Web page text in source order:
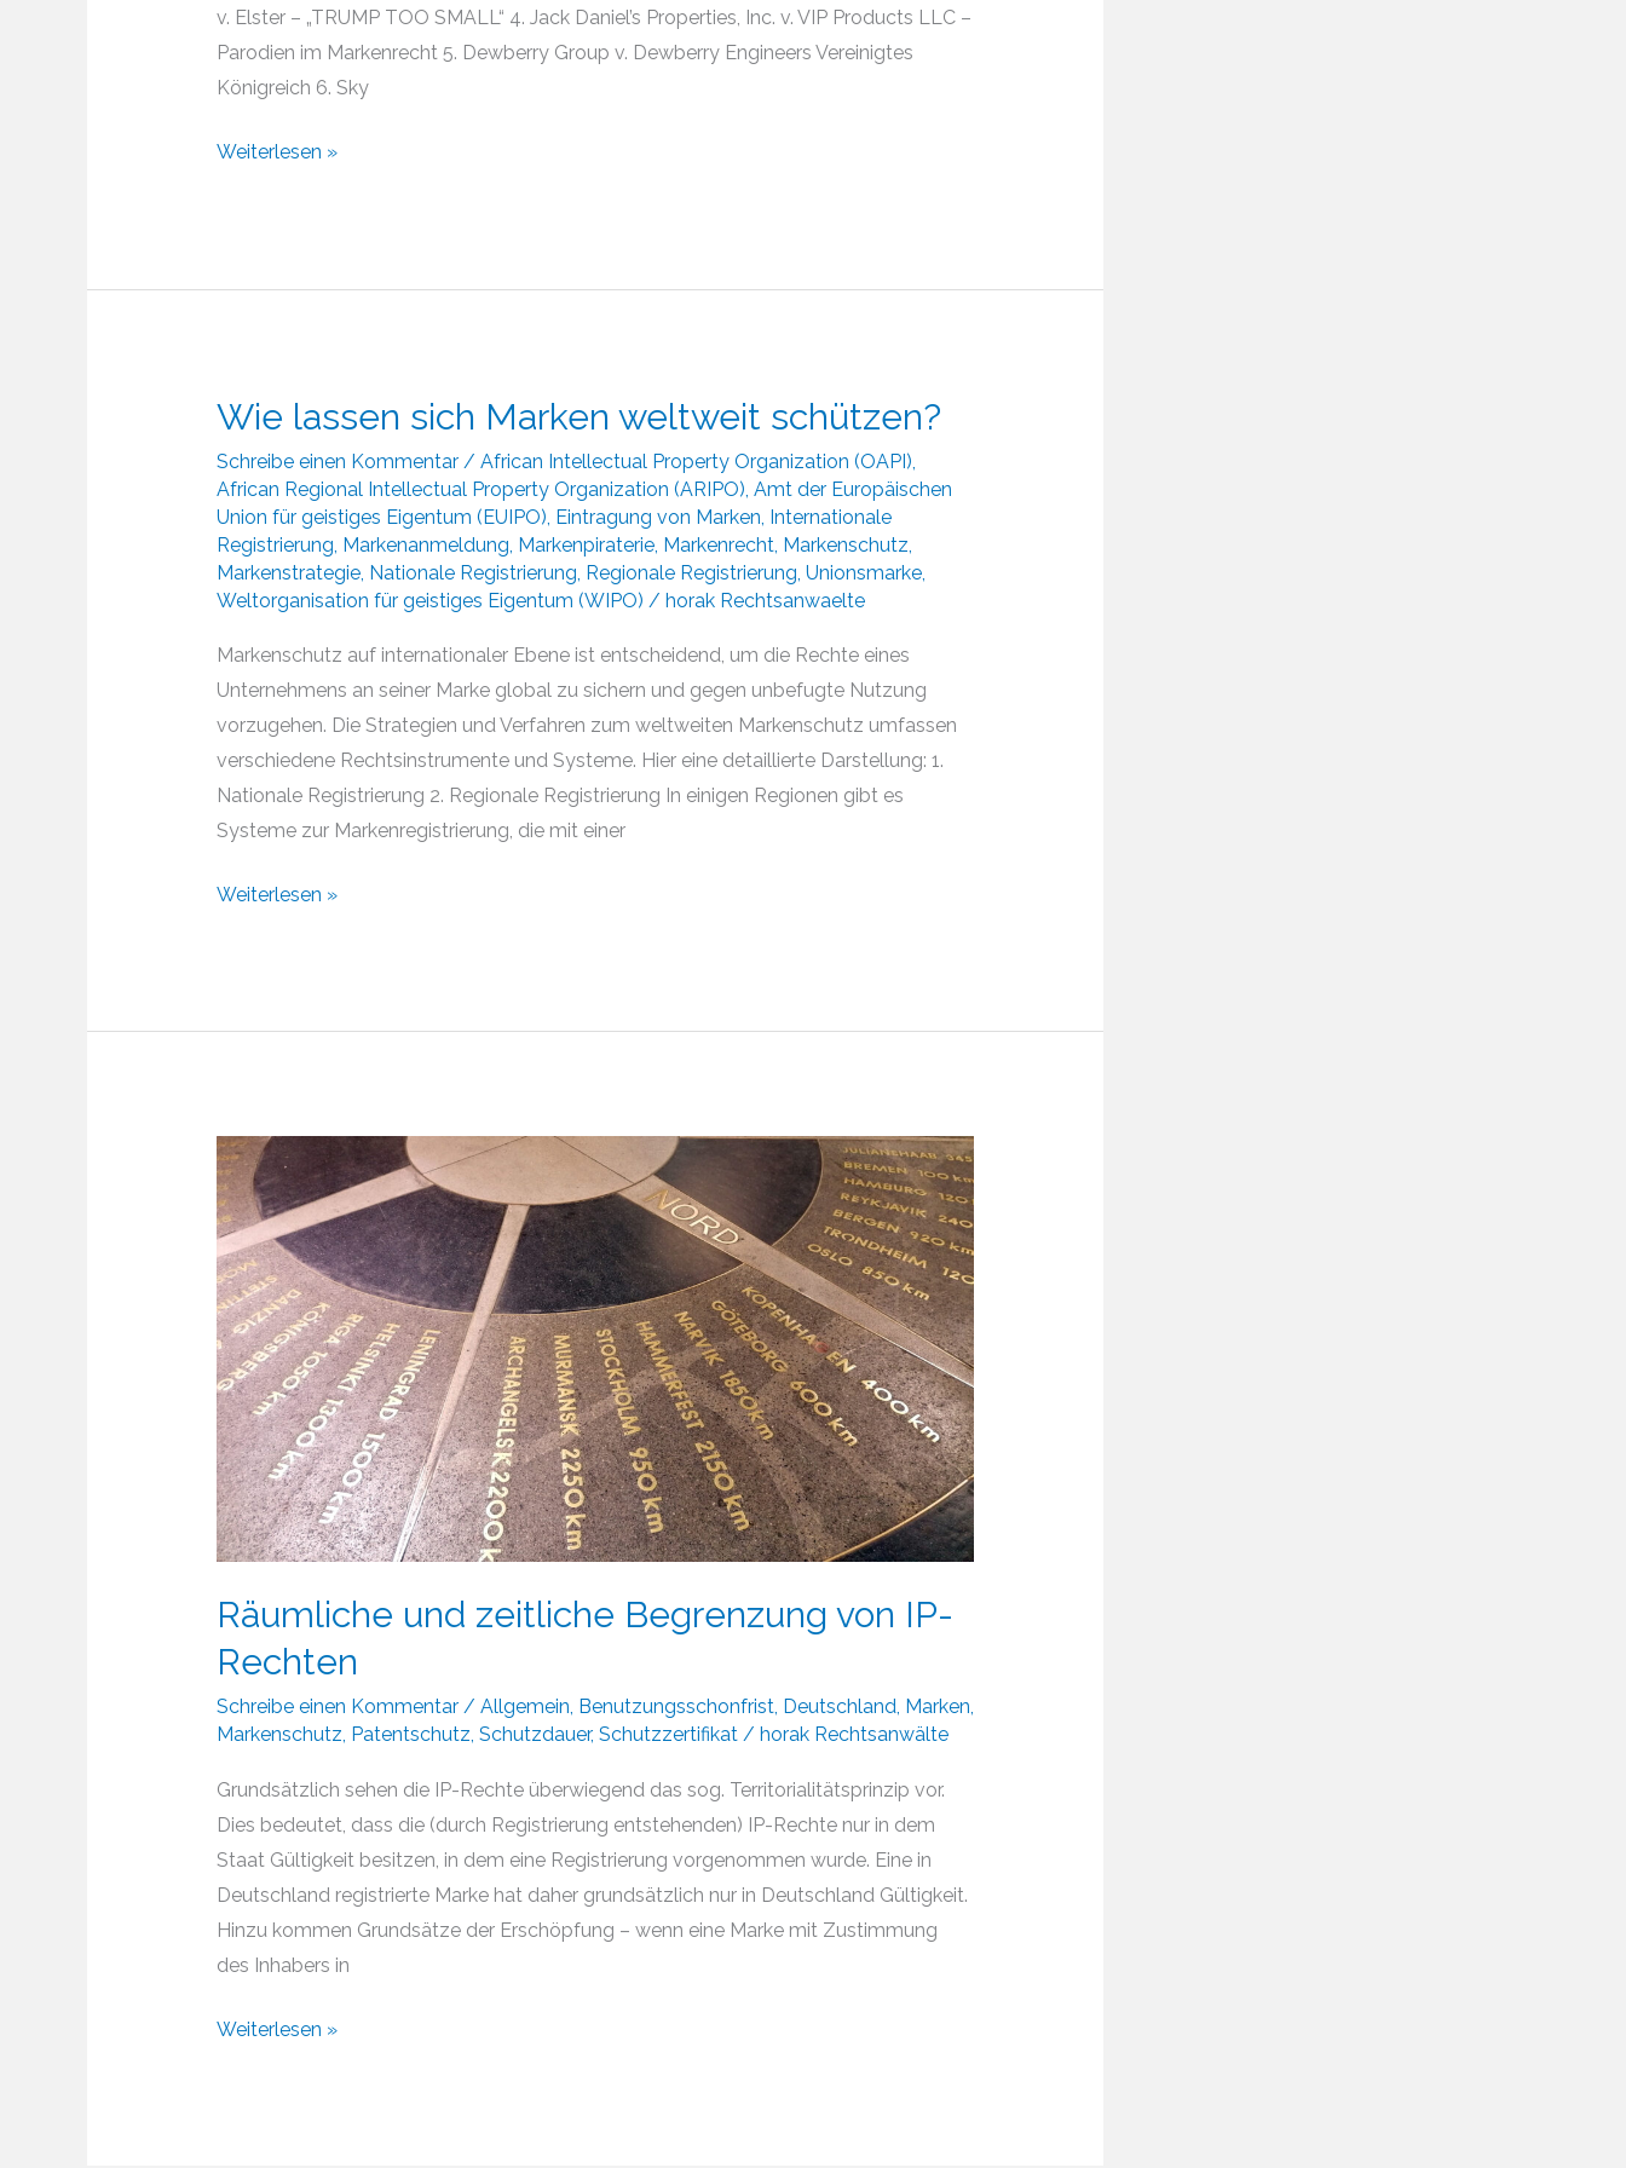
v. Elster – „TRUMP TOO SMALL“ 4. Jack Daniel’s Properties, Inc. v. VIP Products LLC –
Parodien im Markenrecht 5. Dewberry Group v. Dewberry Engineers Vereinigtes
Königreich 6. Sky
Entwicklung
internationalen
Weiterlesen »
Wie lassen sich Marken weltweit schützen?
Schreibe einen Kommentar / African Intellectual Property Organization (OAPI),
African Regional Intellectual Property Organization (ARIPO), Amt der Europäischen
Union für geistiges Eigentum (EUIPO), Eintragung von Marken, Internationale
Registrierung, Markenanmeldung, Markenpiraterie, Markenrecht, Markenschutz,
Markenstrategie, Nationale Registrierung, Regionale Registrierung, Unionsmarke,
Weltorganisation für geistiges Eigentum (WIPO) / horak Rechtsanwaelte
Markenschutz auf internationaler Ebene ist entscheidend, um die Rechte eines
Unternehmens an seiner Marke global zu sichern und gegen unbefugte Nutzung
vorzugehen. Die Strategien und Verfahren zum weltweiten Markenschutz umfassen
verschiedene Rechtsinstrumente und Systeme. Hier eine detaillierte Darstellung: 1.
Nationale Registrierung 2. Regionale Registrierung In einigen Regionen gibt es
Systeme zur Markenregistrierung, die mit einer
Wie
weltweit
Weiterlesen »
Räumliche und zeitliche Begrenzung von IP-
Rechten
Schreibe einen Kommentar / Allgemein, Benutzungsschonfrist, Deutschland, Marken,
Markenschutz, Patentschutz, Schutzdauer, Schutzzertifikat/ horak Rechtsanwälte
Grundsätzlich sehen die IP-Rechte überwiegend das sog. Territorialitätsprinzip vor.
Dies bedeutet, dass die (durch Registrierung entstehenden) IP-Rechte nur in dem
Staat Gültigkeit besitzen, in dem eine Registrierung vorgenommen wurde. Eine in
Deutschland registrierte Marke hat daher grundsätzlich nur in Deutschland Gültigkeit.
Hinzu kommen Grundsätze der Erschöpfung – wenn eine Marke mit Zustimmung
des Inhabers in
Räumliche
Weiterlesen »